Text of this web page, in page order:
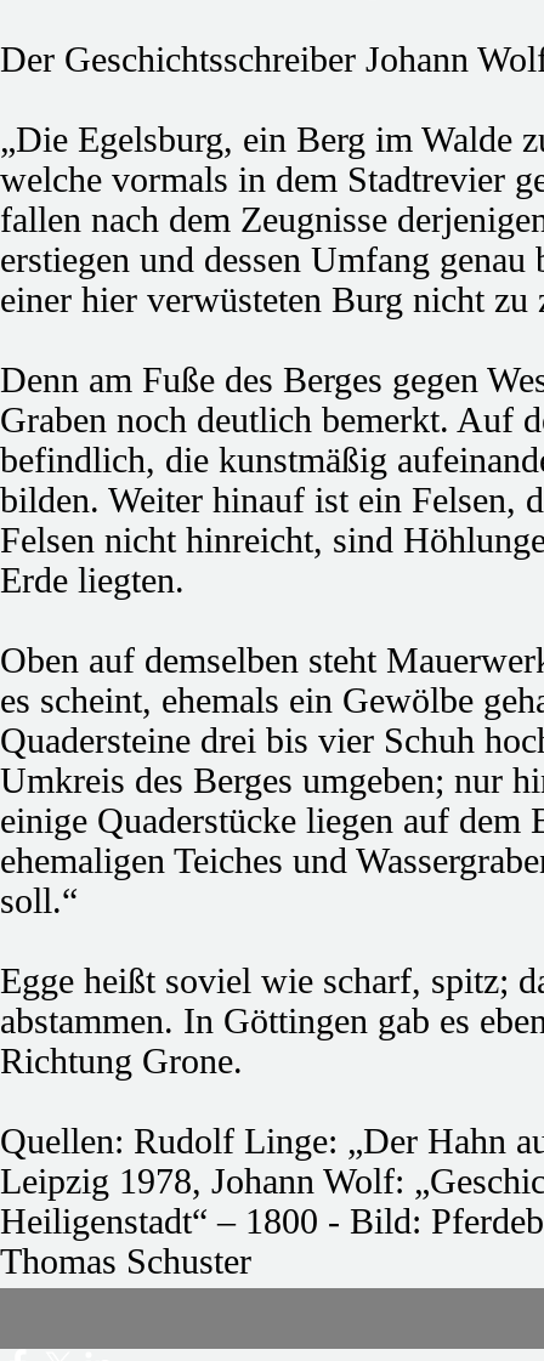
Der Geschichtsschreiber Johann
„Die Egelsburg, ein Berg im Walde
welche vormals in dem Stadtrevier
fallen nach dem Zeugnisse
erstiegen und dessen Umfang
einer hier verwüsteten Burg nicht
Denn am Fuße des Berges gegen
Graben noch deutlich bemerkt. Auf
befindlich, die kunstmäßig
bilden. Weiter hinauf ist ein Felsen,
Felsen nicht hinreicht, sind
Erde liegten.
Oben auf demselben steht
es scheint, ehemals ein Gewölbe
Quadersteine drei bis vier Schuh
Umkreis des Berges umgeben; nur
einige Quaderstücke liegen auf
ehemaligen Teiches und
soll.“
Egge heißt soviel wie scharf, spitz;
abstammen. In Göttingen gab es
Richtung Grone.
Quellen: Rudolf Linge: „Der Hahn
Leipzig 1978, Johann Wolf:
Heiligenstadt“ – 1800 - Bild:
Thomas Schuster